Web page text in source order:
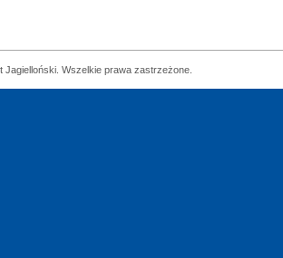
Wszelkie prawa zastrzeżone.